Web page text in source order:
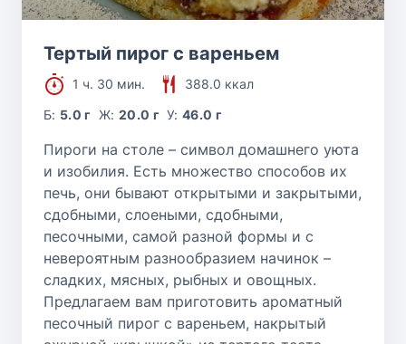
Тертый пирог с вареньем
1 ч. 30 мин.
388.0 ккал
Б: 5.0 г Ж: 20.0 г У:46.0 г
Пироги на столе – символ домашнего уюта
и изобилия. Есть множество способов их
печь, они бывают открытыми и закрытыми,
сдобными, слоеными, сдобными,
песочными, самой разной формы и с
невероятным разнообразием начинок –
сладких, мясных, рыбных и овощных.
Предлагаем вам приготовить ароматный
песочный пирог с вареньем, накрытый